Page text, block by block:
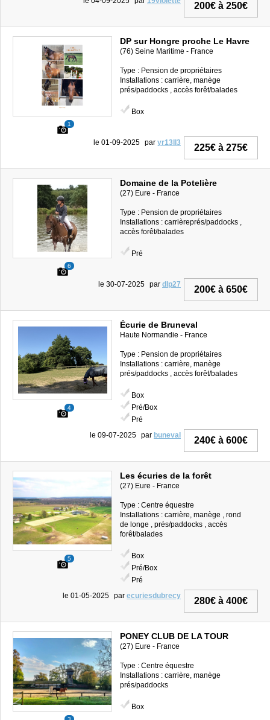
200€ à 250€
1
DP sur Hongre proche Le Havre
(76) Seine Maritime - France
Type : Pension de propriétaires
Installations : carrière, manège
prés/paddocks , accès forêt/balades
Box
225€ à 275€
le 01-09-2025 par yr13ll3
6
Domaine de la Potelière
(27) Eure - France
Type : Pension de propriétaires
Installations : carrièreprés/paddocks ,
accès forêt/balades
Pré
200€ à 650€
le 30-07-2025 par dlp27
4
Écurie de Bruneval
Haute Normandie - France
Type : Pension de propriétaires
Installations : carrière, manège
prés/paddocks , accès forêt/balades
Box
Pré/Box
Pré
240€ à 600€
le 09-07-2025 par buneval
5
Les écuries de la forêt
(27) Eure - France
Type : Centre équestre
Installations : carrière, manège , rond
de longe , prés/paddocks , accès
forêt/balades
Box
Pré/Box
Pré
280€ à 400€
le 01-05-2025 par ecuriesdubrecy
PONEY CLUB DE LA TOUR
(27) Eure - France
Type : Centre équestre
Installations : carrière, manège
prés/paddocks
Box